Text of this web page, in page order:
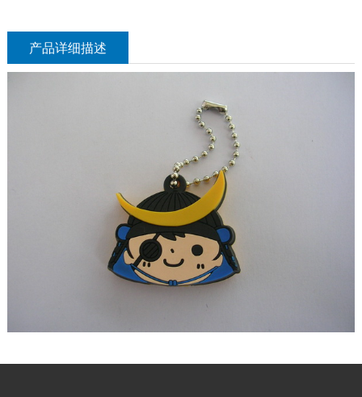
产品详细描述